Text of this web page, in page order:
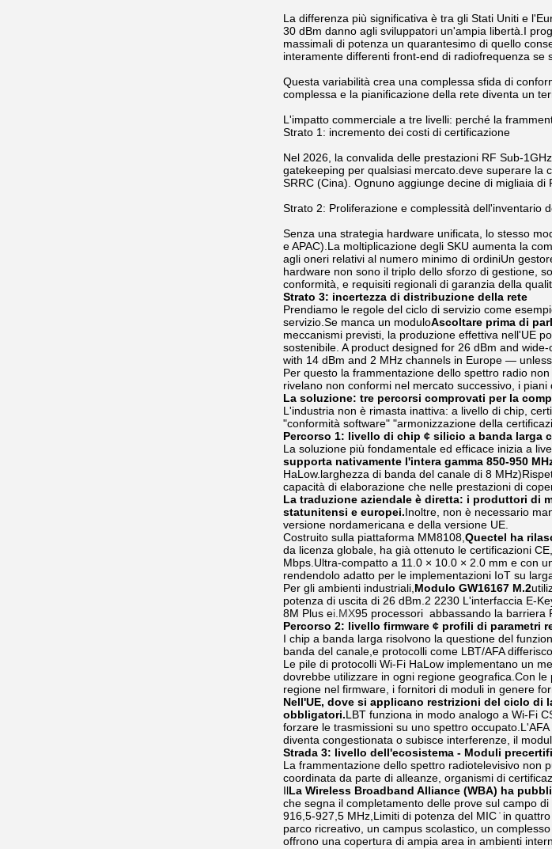
La differenza più significativa è tra gli Stati Uniti e
30 dBm danno agli sviluppatori un'ampia libertà.I
massimali di potenza un quarantesimo di quello
interamente differenti front-end di radiofrequenza se
Questa variabilità crea una complessa sfida di
complessa e la pianificazione della rete diventa un
L'impatto commerciale a tre livelli: perché la
Strato 1: incremento dei costi di certificazione
Nel 2026, la convalida delle prestazioni RF Sub-
gatekeeping per qualsiasi mercato.deve superare la
SRRC (Cina). Ognuno aggiunge decine di migliaia
Strato 2: Proliferazione e complessità dell'inventario
Senza una strategia hardware unificata, lo stesso
e APAC).La moltiplicazione degli SKU aumenta la
agli oneri relativi al numero minimo di ordiniUn
hardware non sono il triplo dello sforzo di gestione,
conformità, e requisiti regionali di garanzia della
Strato 3: incertezza di distribuzione della rete
Prendiamo le regole del ciclo di servizio come
servizio.Se manca un moduloAscoltare prima di
meccanismi previsti, la produzione effettiva nell'UE
sostenibile. A product designed for 26 dBm and
with 14 dBm and 2 MHz channels in Europe —
Per questo la frammentazione dello spettro radio
rivelano non conformi nel mercato successivo, i
La soluzione: tre percorsi comprovati per la
L'industria non è rimasta inattiva: a livello di chip,
"conformità software" "armonizzazione della
Percorso 1: livello di chip ¢ silicio a banda
La soluzione più fondamentale ed efficace inizia a
supporta nativamente l'intera gamma 850-950
HaLow.larghezza di banda del canale di 8
capacità di elaborazione che nelle prestazioni di
La traduzione aziendale è diretta: i produttori di
statunitensi e europei.Inoltre, non è necessario
versione nordamericana e della versione UE.
Costruito sulla piattaforma MM8108, Quectel ha
da licenza globale, ha già ottenuto le certificazioni
Mbps.Ultra-compatto a 11.0 × 10.0 × 2.0 mm e con
rendendolo adatto per le implementazioni IoT su
Per gli ambienti industriali, Modulo GW16167 M.2
potenza di uscita di 26 dBm.2 2230 L'interfaccia E-
8M Plus ei.MX95 processori ­ abbassando la barriera
Percorso 2: livello firmware ¢ profili di parametri
I chip a banda larga risolvono la questione del
banda del canale,e protocolli come LBT/AFA
Le pile di protocolli Wi-Fi HaLow implementano un
dovrebbe utilizzare in ogni regione geografica.Con
regione nel firmware, i fornitori di moduli in genere
Nell'UE, dove si applicano restrizioni del ciclo di
obbligatori.LBT funziona in modo analogo a Wi-Fi
forzare le trasmissioni su uno spettro
diventa congestionata o subisce interferenze, il
Strada 3: livello dell'ecosistema - Moduli
La frammentazione dello spettro radiotelevisivo non
coordinata da parte di alleanze, organismi di
IlLa Wireless Broadband Alliance (WBA) ha
che segna il completamento delle prove sul campo
916,5-927,5 MHz,Limiti di potenza del MIC ̇ in
parco ricreativo, un campus scolastico, un
offrono una copertura di ampia area in ambienti